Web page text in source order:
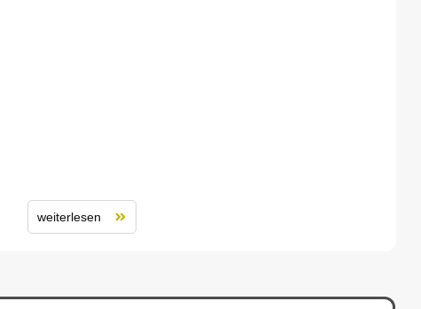
weiterlesen